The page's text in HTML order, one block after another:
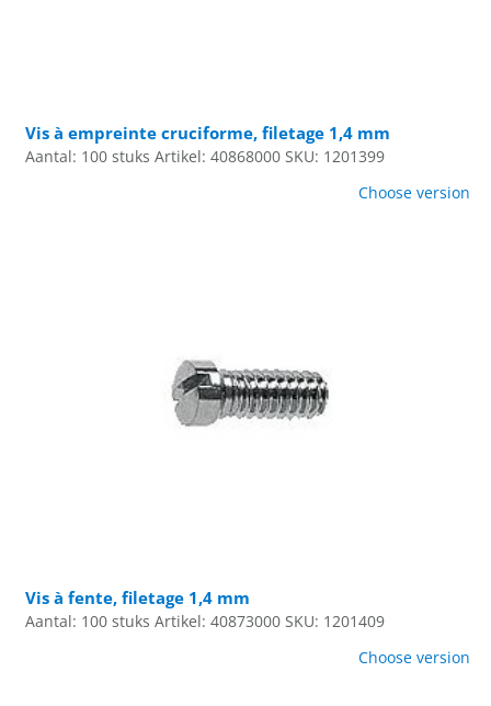
Vis à empreinte cruciforme, filetage 1,4 mm
Aantal: 100 stuks Artikel: 40868000 SKU: 1201399
Choose version
Vis à fente, filetage 1,4 mm
Aantal: 100 stuks Artikel: 40873000 SKU: 1201409
Choose version